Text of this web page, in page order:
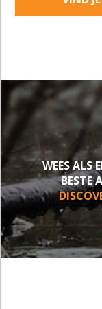
WEES ALS
BESTE